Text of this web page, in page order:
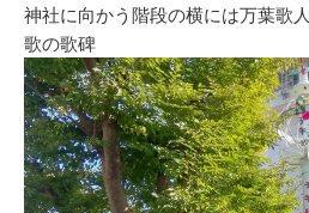
神社に向かう階段の横には万葉歌
歌の歌碑